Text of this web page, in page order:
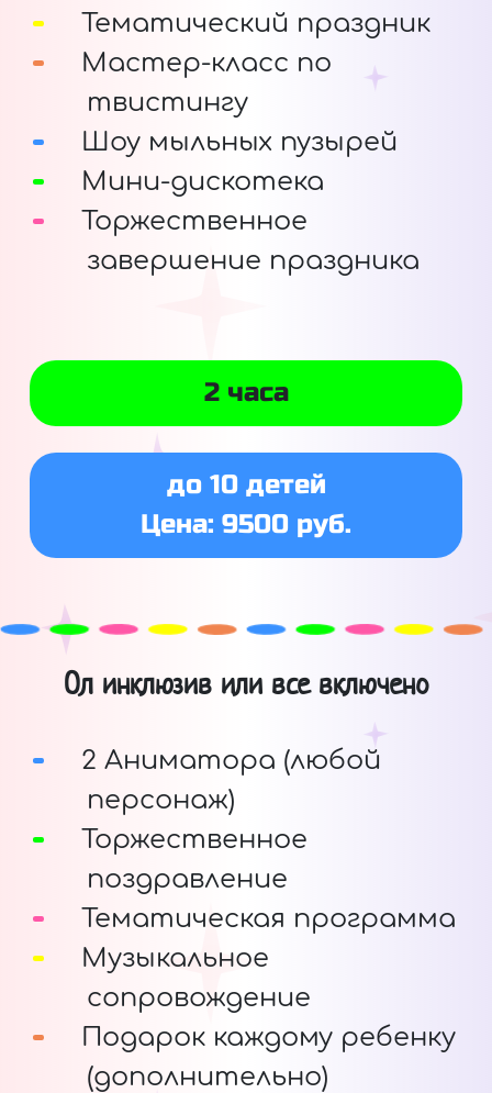
Тематический праздник
Мастер-класс по
твистингу
Шоу мыльных пузырей
Мини-дискотека
Торжественное
завершение праздника
2 часа
до 10 детей
Цена: 9500 руб.
Ол инклюзив или все включено
2 Аниматора (любой
персонаж)
Торжественное
поздравление
Тематическая программа
Музыкальное
сопровождение
Подарок каждому ребенку
(дополнительно)